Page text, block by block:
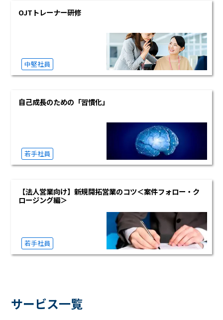
OJTトレーナー研修
中堅社員
自己成長のための「習慣化」
若手社員
【法人営業向け】新規開拓営業のコツ＜案件フォロー・ク
ロージング編＞
若手社員
サービス一覧